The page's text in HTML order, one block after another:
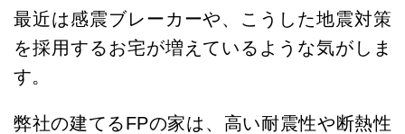
最近は感震ブレーカーや、こうした地震対策
を採用するお宅が増えているような気がしま
す。
弊社の建てるFPの家は、高い耐震性や断熱性